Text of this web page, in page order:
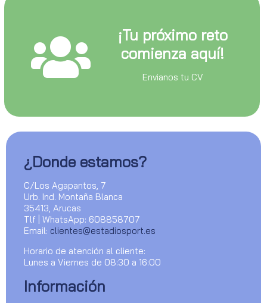
¡Tu próximo reto
comienza aquí!
Envianos tu CV
¿Donde estamos?
C/Los Agapantos, 7
Urb. Ind. Montaña Blanca
35413, Arucas
Tlf | WhatsApp: 608858707
Email: clientes@estadiosport.es
Horario de atención al cliente:
Lunes a Viernes de 08:30 a 16:00
Información